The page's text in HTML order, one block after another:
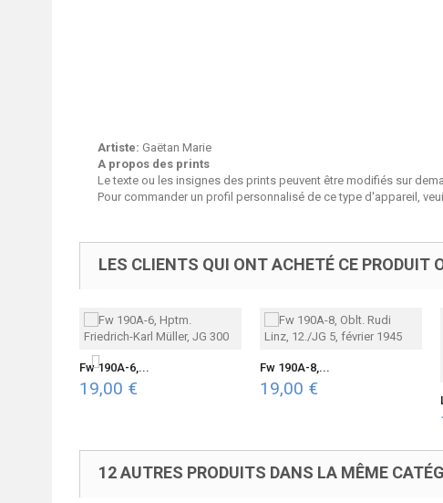
Artiste: Gaëtan Marie
A propos des prints
Le texte ou les insignes des prints peuvent être modifiés sur
Pour commander un profil personnalisé de ce type d'appareil,
LES CLIENTS QUI ONT ACHETÉ CE PRODUIT
Fw 190A-6,...
19,00 €
Fw 190A-8,...
19,00 €
12 AUTRES PRODUITS DANS LA MÊME